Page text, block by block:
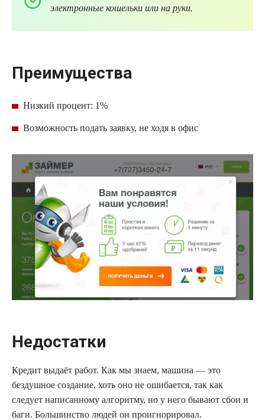
электронные кошельки или на руки.
Преимущества
Низкий процент: 1%
Возможность подать заявку, не ходя в офис
Недостатки
Кредит выдаёт работ. Как мы знаем, машина — это
бездушное создание, хоть оно не ошибается, так как
следует написанному алгоритму, но у него бывают сбои и
баги. Большинство людей он проигнорировал.